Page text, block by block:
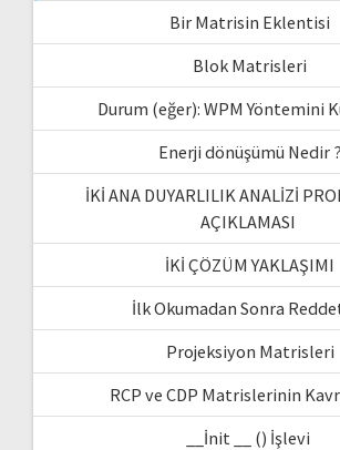
Bir Matrisin Eklentisi
Blok Matrisleri
Durum (eğer): WPM Yöntemini
Enerji dönüşümü Nedir ?
İKİ ANA DUYARLILIK ANALİZİ
AÇIKLAMASI
İKİ ÇÖZÜM YAKLAŞIMI
İlk Okumadan Sonra
Projeksiyon Matrisleri
RCP ve CDP Matrislerinin
__İnit __ () İşlevi